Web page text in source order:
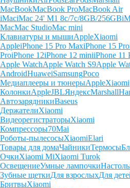
MacBookMacBook ProMacBook Air
iMaciMac 24' M1 8c/7c/8GB/256GB
MacMac StudioMac mini
Клавиатуры и мышиAppleXiaomi
AppleiPhone 15 Pro MaxiPhone 15 Pro
ProiPhone 12iPhone 12 miniiPhone 11
Apple WatchApple Watch S9Apple
AndroidHuaweiSamsungPoco
Медиаплееры и тюнерыAppleXiaomi
КолонкиAppleJBLЯндексMarshall
АвтозарядникиBaseus
ДержателиXiaomi
ВидеорегистраторыXiaomi
Компрессоры70Mai
Роботы-пылесосыXiaomiElari
Товары для домаЧайникиТермосы
ОчкиXiaomi MiXiaomi Turok
ОсвещениеУмные лампочки
Зубные щеткиДля взрослыхДля
БритвыXiaomi